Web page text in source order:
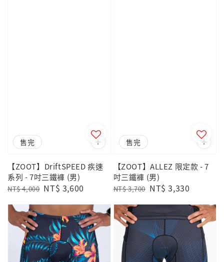
優惠
售完
【ZOOT】DriftSPEED 疾速
系列 - 7吋三鐵褲 (男)
Regular
NT$ 4,000 Sale
NT$ 3,600
優惠
售完
【ZOOT】ALLEZ 限定款 - 7
吋三鐵褲 (男)
Regular
NT$ 3,700 Sale
NT$ 3,330